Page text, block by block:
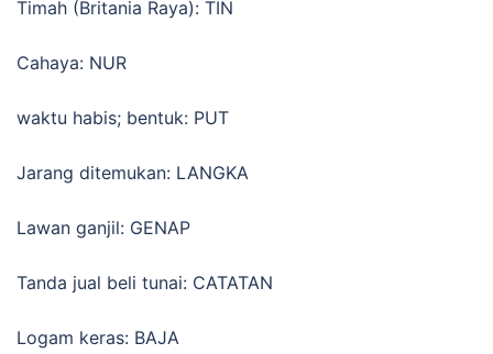
Timah (Britania Raya): TIN
Cahaya: NUR
waktu habis; bentuk: PUT
Jarang ditemukan: LANGKA
Lawan ganjil: GENAP
Tanda jual beli tunai: CATATAN
Logam keras: BAJA